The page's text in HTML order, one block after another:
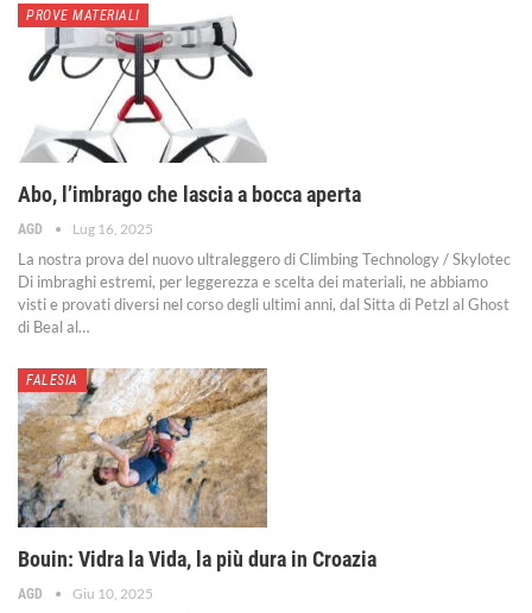
PROVE MATERIALI
Abo, l’imbrago che lascia a bocca aperta
AGD Lug 16, 2025
La nostra prova del nuovo ultraleggero di Climbing Technology / Skylotec
Di imbraghi estremi, per leggerezza e scelta dei materiali, ne abbiamo
visti e provati diversi nel corso degli ultimi anni, dal Sitta di Petzl al Ghost
di Beal al…
FALESIA
Bouin: Vidra la Vida, la più dura in Croazia
AGD Giu 10, 2025